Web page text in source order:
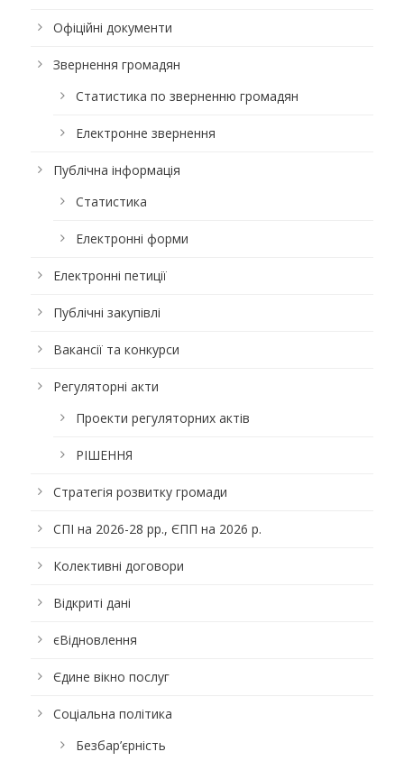
Офіційні документи
Звернення громадян
Статистика по зверненню громадян
Електронне звернення
Публічна інформація
Статистика
Електронні форми
Електронні петиції
Публічні закупівлі
Вакансії та конкурси
Регуляторні акти
Проекти регуляторних актів
РІШЕННЯ
Стратегія розвитку громади
СПІ на 2026-28 рр., ЄПП на 2026 р.
Колективні договори
Відкриті дані
єВідновлення
Єдине вікно послуг
Соціальна політика
Безбар’єрність